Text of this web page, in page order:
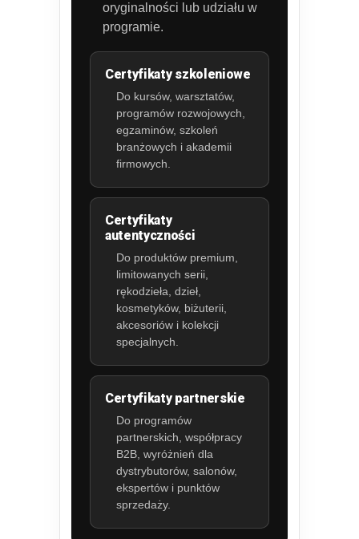
oryginalności lub udziału w
programie.
Certyfikaty szkoleniowe
Do kursów, warsztatów,
programów rozwojowych,
egzaminów, szkoleń
branżowych i akademii
firmowych.
Certyfikaty
autentyczności
Do produktów premium,
limitowanych serii,
rękodzieła, dzieł,
kosmetyków, biżuterii,
akcesoriów i kolekcji
specjalnych.
Certyfikaty partnerskie
Do programów
partnerskich, współpracy
B2B, wyróżnień dla
dystrybutorów, salonów,
ekspertów i punktów
sprzedaży.